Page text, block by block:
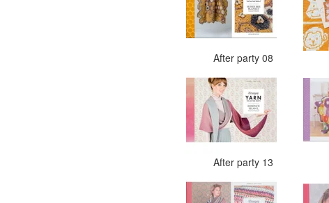
After party 08
After party 13